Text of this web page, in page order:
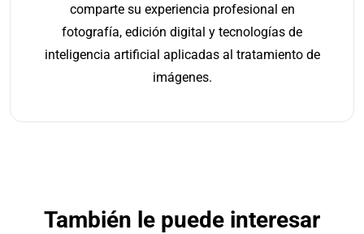
comparte su experiencia profesional en
fotografía, edición digital y tecnologías de
inteligencia artificial aplicadas al tratamiento de
imágenes.
También le puede interesar